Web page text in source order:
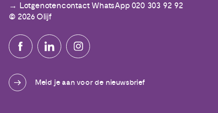
Lotgenotencontact WhatsApp 020 303 92 92
© 2026 Olijf
Meld je aan voor de nieuwsbrief